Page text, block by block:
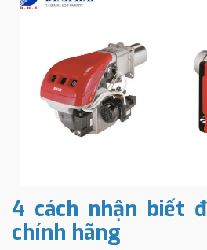
4 cách nhận biết
chính hãng